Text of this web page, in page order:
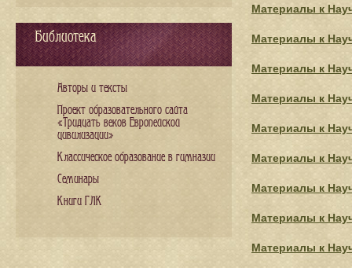
Материалы к
Материалы к
Материалы к
Материалы к
Материалы к
Материалы к
Материалы к
Материалы к
Материалы к
Библиотека
Авторы и тексты
Проект образовательного сайта
«Тридцать веков Европейской
цивилизации»
Классическое образование в гимназии
Семинары
Книги ГЛК